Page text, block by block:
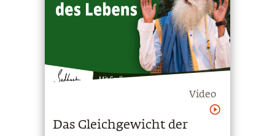
Video
Das Gleichgewicht der